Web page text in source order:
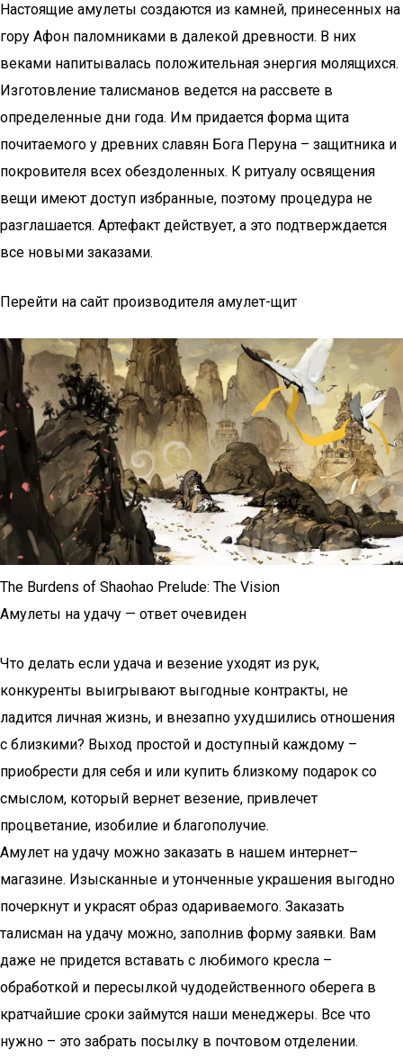
Настоящие амулеты создаются из камней, принесенных на
гору Афон паломниками в далекой древности. В них
веками напитывалась положительная энергия молящихся.
Изготовление талисманов ведется на рассвете в
определенные дни года. Им придается форма щита
почитаемого у древних славян Бога Перуна – защитника и
покровителя всех обездоленных. К ритуалу освящения
вещи имеют доступ избранные, поэтому процедура не
разглашается. Артефакт действует, а это подтверждается
все новыми заказами.
Перейти на сайт производителя амулет-щит
The Burdens of Shaohao Prelude: The Vision
Амулеты на удачу — ответ очевиден
Что делать если удача и везение уходят из рук,
конкуренты выигрывают выгодные контракты, не
ладится личная жизнь, и внезапно ухудшились отношения
с близкими? Выход простой и доступный каждому –
приобрести для себя и или купить близкому подарок со
смыслом, который вернет везение, привлечет
процветание, изобилие и благополучие.
Амулет на удачу можно заказать в нашем интернет–
магазине. Изысканные и утонченные украшения выгодно
почеркнут и украсят образ одариваемого. Заказать
талисман на удачу можно, заполнив форму заявки. Вам
даже не придется вставать с любимого кресла –
обработкой и пересылкой чудодейственного оберега в
кратчайшие сроки займутся наши менеджеры. Все что
нужно – это забрать посылку в почтовом отделении.